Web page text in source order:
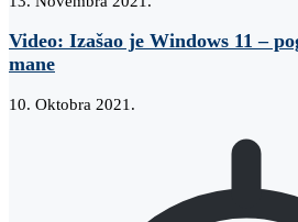
Video: Izašao je Windows 11 –
mane
10. Oktobra 2021.